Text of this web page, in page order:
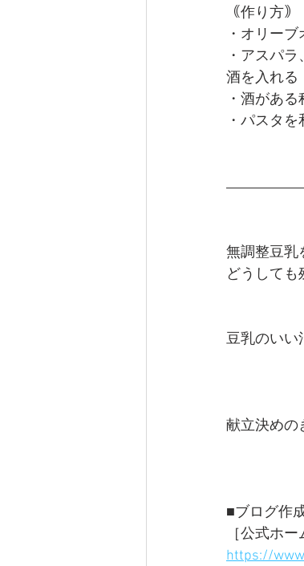
｟作り方｠
・オリー
・アスパ
酒を入れる
・酒があ
・パスタ
無調整豆乳
どうしても
豆乳のいい
献立決めの
■ブログ作
［公式ホ
https://